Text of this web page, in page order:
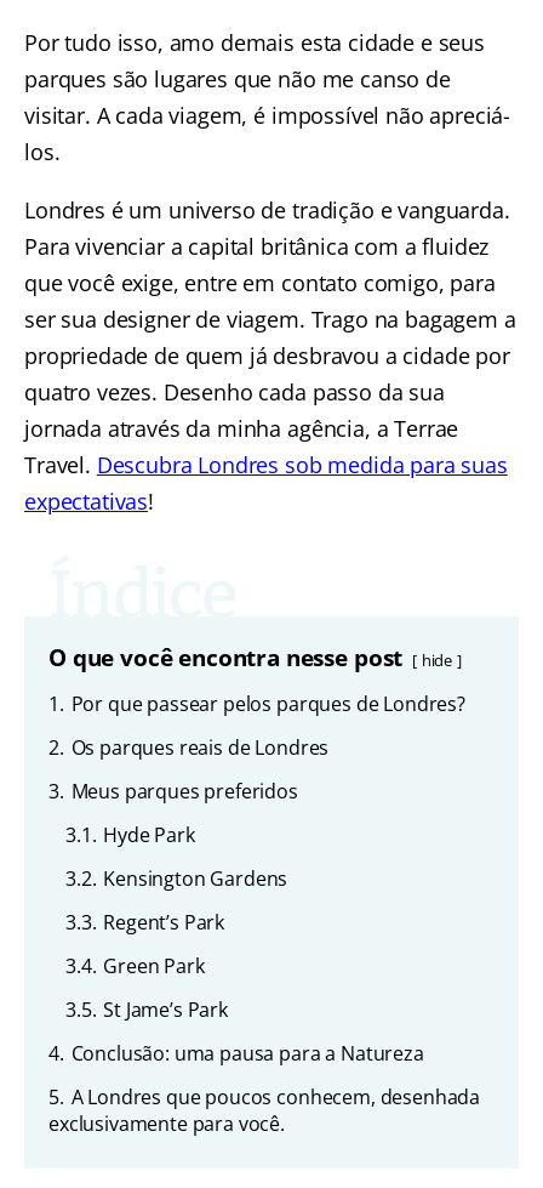
Por tudo isso, amo demais esta cidade e seus
parques são lugares que não me canso de
visitar. A cada viagem, é impossível não apreciá-
los.
Londres é um universo de tradição e vanguarda.
Para vivenciar a capital britânica com a fluidez
que você exige, entre em contato comigo, para
ser sua designer de viagem. Trago na bagagem a
propriedade de quem já desbravou a cidade por
quatro vezes. Desenho cada passo da sua
jornada através da minha agência, a Terrae
Travel. Descubra Londres sob medida para suas
expectativas!
O que você encontra nesse post hide
1. Por que passear pelos parques de Londres?
2. Os parques reais de Londres
3. Meus parques preferidos
3.1. Hyde Park
3.2. Kensington Gardens
3.3. Regent’s Park
3.4. Green Park
3.5. St Jame’s Park
4. Conclusão: uma pausa para a Natureza
5. A Londres que poucos conhecem, desenhada
exclusivamente para você.